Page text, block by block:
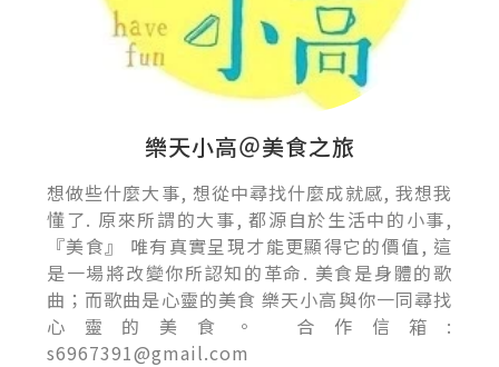
樂天小高＠美食之旅
想做些什麼大事, 想從中尋找什麼成就感, 我想我
懂了. 原來所謂的大事, 都源自於生活中的小事,
『美食』 唯有真實呈現才能更顯得它的價值, 這
是一場將改變你所認知的革命. 美食是身體的歌
曲；而歌曲是心靈的美食 樂天小高與你一同尋找
心靈的美食。 合作信箱:
s6967391@gmail.com